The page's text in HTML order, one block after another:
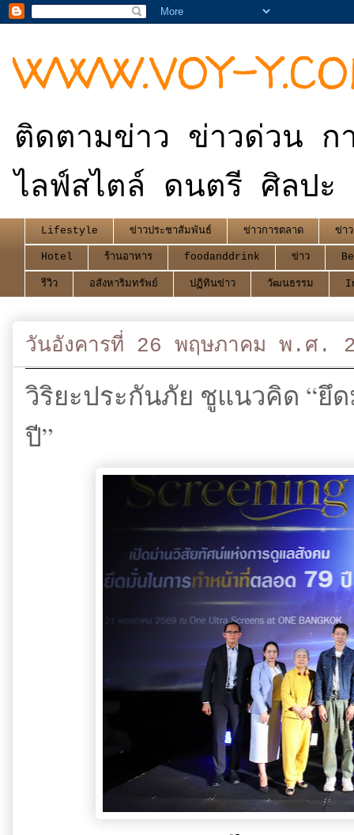
WWW.VOY-
ติดตามข่าว ข่าวด่วน ก
ไลฟ์สไตล์ ดนตรี ศิลปะ
Lifestyle ข่าวประชาสัมพันธ์ ข่าวการตลาด ข่า
Hotel ร้านอาหาร foodanddrink ข่าว
รีวิว อสังหาริมทรัพย์ ปฏิทินข่าว วัฒนธรรม
วันอังคารที่ 26 พฤษภาคม พ.ศ.
วิริยะประกันภัย ชูแนวคิด “ยึ
ปี”